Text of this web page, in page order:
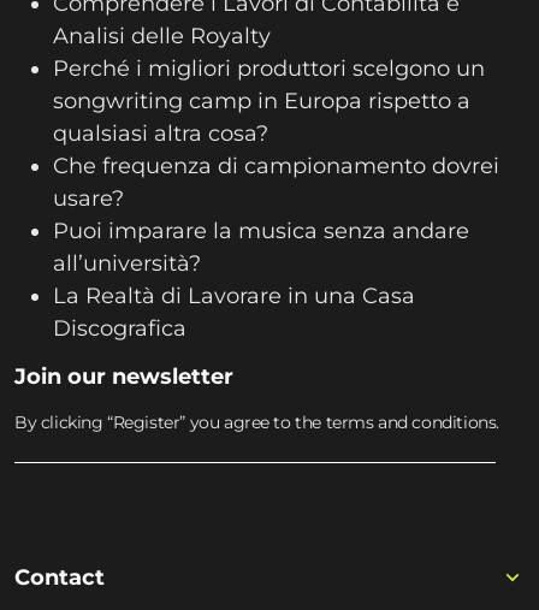
Analisi delle Royalty
Perché i migliori produttori scelgono un
songwriting camp in Europa rispetto a
qualsiasi altra cosa?
Che frequenza di campionamento dovrei
usare?
Puoi imparare la musica senza andare
all’università?
La Realtà di Lavorare in una Casa
Discografica
Join our newsletter
By clicking “Register” you agree to the terms and conditions.
Contact